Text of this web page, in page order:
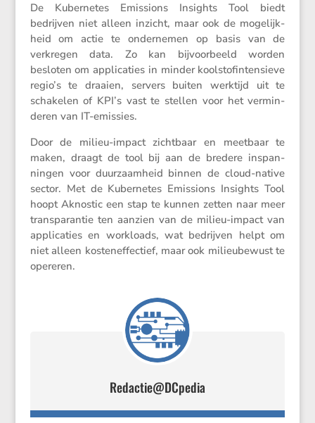
De Kuber­netes Emissions Insights Tool biedt
bedrijven niet alleen inzicht, maar ook de mogelijk­
heid om actie te onder­nemen op basis van de
verkregen data. Zo kan bijvoor­beeld worden
besloten om appli­ca­ties in minder koolstofin­ten­sieve
regio’s te draaien, servers buiten werktijd uit te
schakelen of KPI’s vast te stellen voor het vermin­
deren van IT-emissies.
Door de milieu-impact zicht­baar en meetbaar te
maken, draagt de tool bij aan de bredere inspan­
ningen voor duurzaam­heid binnen de cloud-native
sector. Met de Kuber­netes Emissions Insights Tool
hoopt Aknostic een stap te kunnen zetten naar meer
trans­pa­rantie ten aanzien van de milieu-impact van
appli­ca­ties en workloads, wat bedrijven helpt om
niet alleen kosten­ef­fec­tief, maar ook milieu­be­wust te
opereren.
Redactie@DCpedia